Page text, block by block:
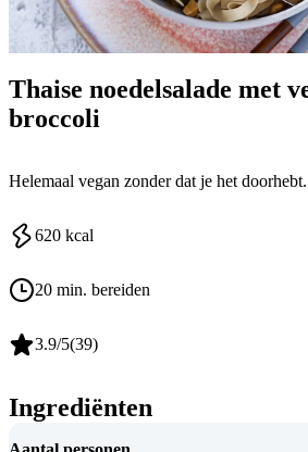
Thaise noedelsalade met
broccoli
Helemaal vegan zonder dat je het doorhebt.
620 kcal
20 min. bereiden
3.9/5(39)
Ingrediënten